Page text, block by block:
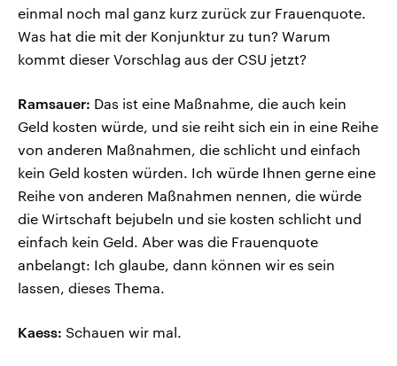
einmal noch mal ganz kurz zurück zur Frauenquote.
Was hat die mit der Konjunktur zu tun? Warum
kommt dieser Vorschlag aus der CSU jetzt?
Ramsauer: Das ist eine Maßnahme, die auch kein
Geld kosten würde, und sie reiht sich ein in eine Reihe
von anderen Maßnahmen, die schlicht und einfach
kein Geld kosten würden. Ich würde Ihnen gerne eine
Reihe von anderen Maßnahmen nennen, die würde
die Wirtschaft bejubeln und sie kosten schlicht und
einfach kein Geld. Aber was die Frauenquote
anbelangt: Ich glaube, dann können wir es sein
lassen, dieses Thema.
Kaess: Schauen wir mal.